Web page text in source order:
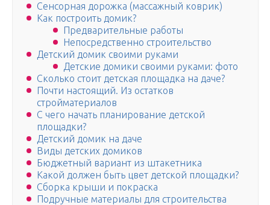
Сенсорная дорожка (массажный коврик)
Как построить домик?
Предварительные работы
Непосредственно строительство
Детский домик своими руками
Детские домики своими руками: фото
Сколько стоит детская площадка на даче?
Почти настоящий. Из остатков
стройматериалов
С чего начать планирование детской
площадки?
Детский домик на даче
Виды детских домиков
Бюджетный вариант из штакетника
Какой должен быть цвет детской площадки?
Сборка крыши и покраска
Подручные материалы для строительства